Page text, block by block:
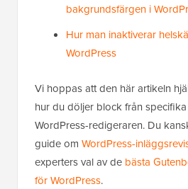
bakgrundsfärgen i
Hur man inaktiverar
WordPress
Vi hoppas att den här artikeln
hur du döljer block från
WordPress-redigeraren. Du
guide om WordPress-
experters val av de bästa
för WordPress.